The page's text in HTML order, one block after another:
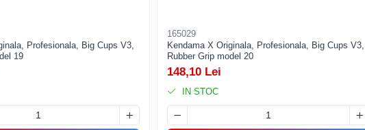
Profesionala, Big Cups V3,
19
165029
Kendama X Originala, Profesionala, Big Cups V3,
Rubber Grip model 20
148,10 Lei
IN STOC